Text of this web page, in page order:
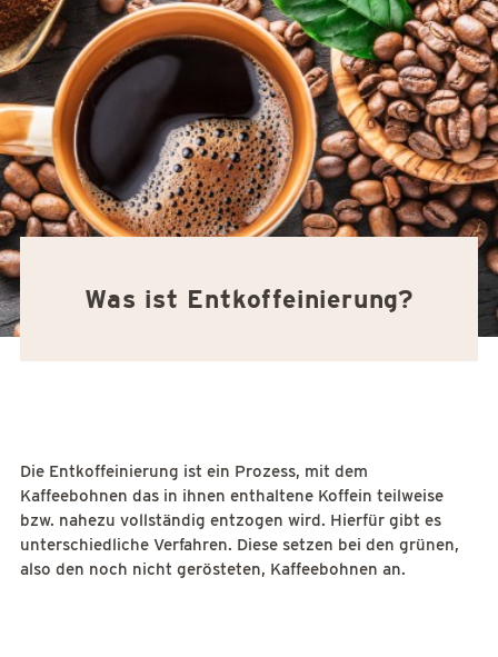
Was ist Entkoffeinierung?
Die Entkoffeinierung ist ein Prozess, mit dem
Kaffeebohnen das in ihnen enthaltene Koffein teilweise
bzw. nahezu vollständig entzogen wird. Hierfür gibt es
unterschiedliche Verfahren. Diese setzen bei den grünen,
also den noch nicht gerösteten, Kaffeebohnen an.